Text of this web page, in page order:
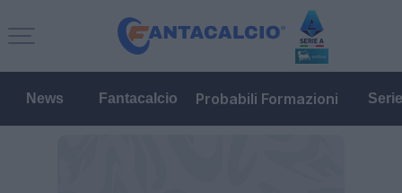
News Fantacalcio Probabili Formazioni